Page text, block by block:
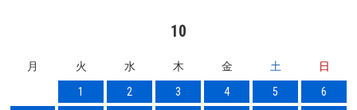
10
月 火 水 木 金 土
日
1
2 3 4 5
6